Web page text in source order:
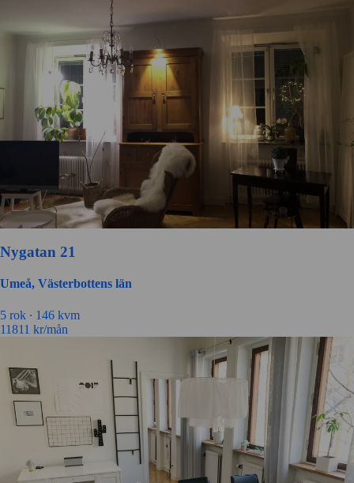
Nygatan 21
Umeå, Västerbottens län
5 rok ∙ 146 kvm
11811 kr/mån